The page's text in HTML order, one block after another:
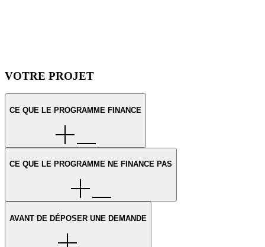
VOTRE PROJET
CE QUE LE PROGRAMME FINANCE
CE QUE LE PROGRAMME NE FINANCE PAS
AVANT DE DÉPOSER UNE DEMANDE